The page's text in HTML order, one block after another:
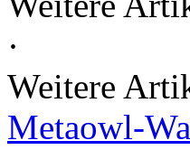
·
Weitere
Metaowl-